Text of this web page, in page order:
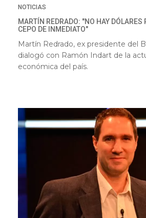
NOTICIAS
MARTÍN REDRADO: "NO HAY DÓLARES
CEPO DE INMEDIATO"
Martín Redrado, ex presidente del
dialogó con Ramón Indart de la
económica del país.